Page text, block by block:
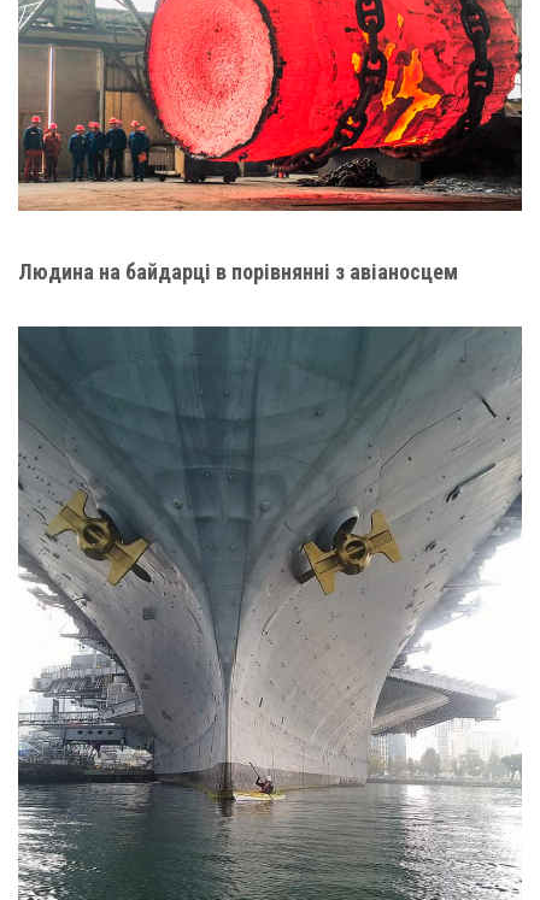
Людина на байдарці в порівнянні з авіаносцем